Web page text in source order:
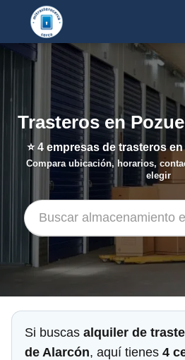
Trasteros en
⭐4empresas de trasteros
Compara ubicación, horarios,
elegir
Si buscas alquiler de
de Alarcón, aquí tienes 4